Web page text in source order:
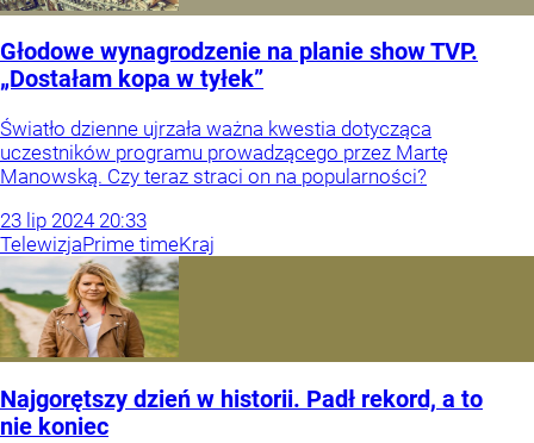
Głodowe wynagrodzenie na planie show TVP.
„Dostałam kopa w tyłek”
Światło dzienne ujrzała ważna kwestia dotycząca
uczestników programu prowadzącego przez Martę
Manowską. Czy teraz straci on na popularności?
23 lip 2024 20:33
TelewizjaPrime timeKraj
Najgorętszy dzień w historii. Padł rekord, a to
nie koniec